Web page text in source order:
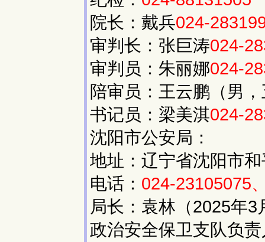
院长：戴兵024-
审判长：张巨涛024-
审判员：朱丽娜024-
陪审员：王云鹏（男
书记员：梁美淇024-
沈阳市公安局：
地址：辽宁省沈阳市
电话： 024-23105075
局长：袁林（2025年3
政治安全保卫支队负